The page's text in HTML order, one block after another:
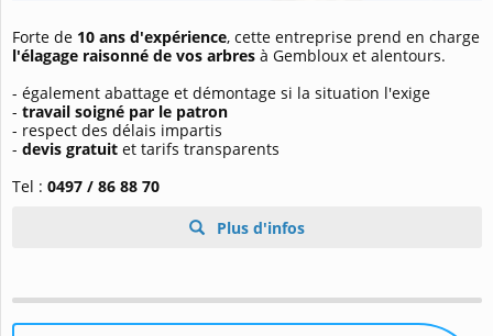
Forte de 10 ans d'expérience, cette entreprise prend en charge
l'élagage raisonné de vos arbres à Gembloux et alentours.
- également abattage et démontage si la situation l'exige
- travail soigné par le patron
- respect des délais impartis
- devis gratuit et tarifs transparents
Tel : 0497 / 86 88 70
Plus d'infos